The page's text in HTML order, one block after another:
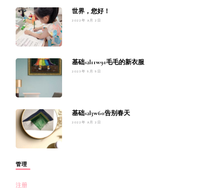
世界，您好！
2022年 9月 2日
基础s2l11w91毛毛的新衣服
2023年 5月 5日
基础s2l3w60告别春天
2022年 9月 2日
管理
注册